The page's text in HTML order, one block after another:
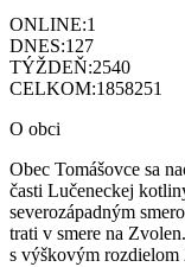
ONLINE:1
DNES:127
TÝŽDEŇ:2540
CELKOM:1858251
O obci
Obec Tomášovce sa
časti Lučeneckej
severozápadným
trati v smere na
s výškovým rozdielom